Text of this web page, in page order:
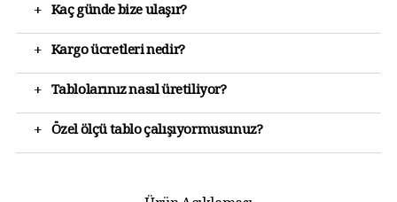
+ Kaç günde bize ulaşır?
+ Kargo ücretleri nedir?
+ Tablolarınız nasıl üretiliyor?
+ Özel ölçü tablo çalışıyormusunuz?